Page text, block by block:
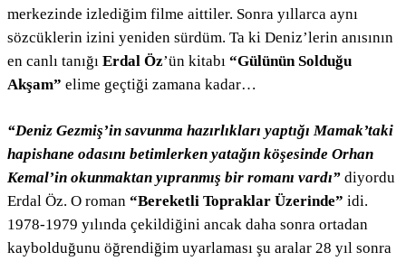
merkezinde izlediğim filme aittiler. Sonra yıllarca aynı
sözcüklerin izini yeniden sürdüm. Ta ki Deniz’lerin anısının
en canlı tanığı Erdal Öz’ün kitabı “Gülünün Solduğu
Akşam” elime geçtiği zamana kadar…
“Deniz Gezmiş’in savunma hazırlıkları yaptığı Mamak’taki
hapishane odasını betimlerken yatağın köşesinde Orhan
Kemal’in okunmaktan yıpranmış bir romanı vardı” diyordu
Erdal Öz. O roman “Bereketli Topraklar Üzerinde” idi.
1978-1979 yılında çekildiğini ancak daha sonra ortadan
kaybolduğunu öğrendiğim uyarlaması şu aralar 28 yıl sonra